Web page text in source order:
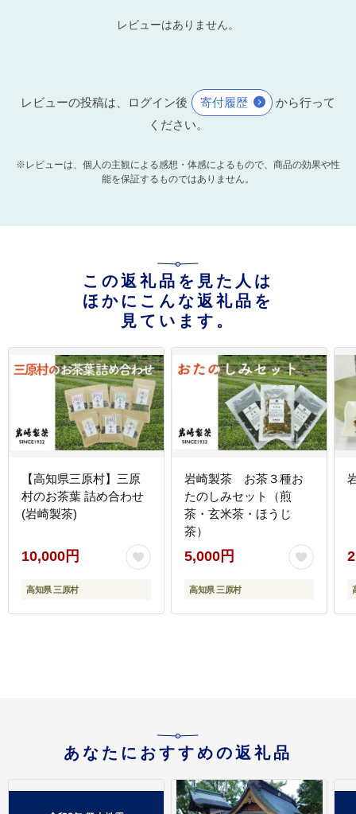
レビューはありません。
レビューの投稿は、ログイン後 寄付履歴
から行って
ください。
※レビューは、個人の主観による感想・体感によるもので、商品の効果や性
能を保証するものではありません。
この返礼品を見た人は
ほかにこんな返礼品を
見ています。
【高知県三原村】三原
村のお茶葉 詰め合わせ
(岩崎製茶)
10,000円
高知県 三原村
岩崎製茶 お茶３種お
たのしみセット（煎
茶・玄米茶・ほうじ
茶）
5,000円
高知県 三原村
あなたにおすすめの返礼品